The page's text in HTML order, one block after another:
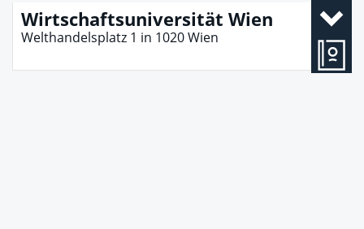
Wirtschaftsuniversität Wien
Welthandelsplatz 1 in 1020Wien